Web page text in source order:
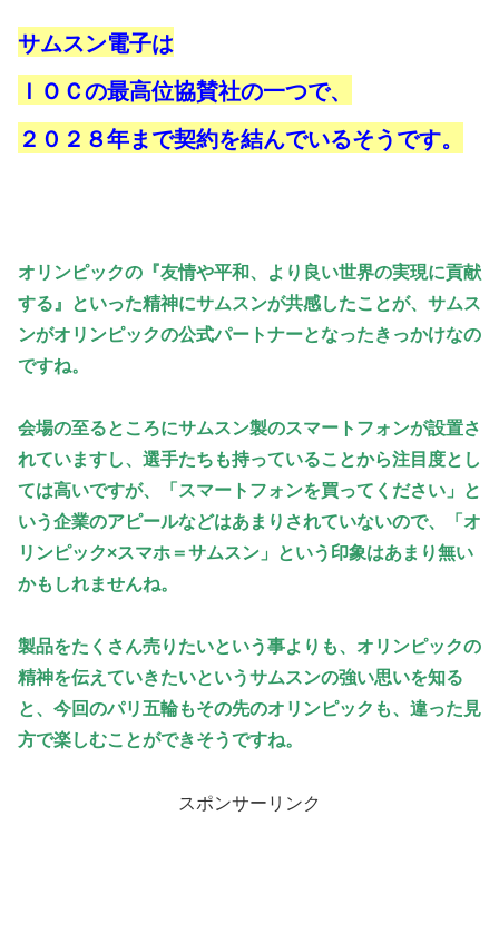
サムスン電子は
ＩＯＣの最高位協賛社の一つで、
２０２８年まで契約を結んでいるそうです。
オリンピックの『友情や平和、より良い世界の実現に貢献
する』といった精神にサムスンが共感したことが、サムス
ンがオリンピックの公式パートナーとなったきっかけなの
ですね。
会場の至るところにサムスン製のスマートフォンが設置さ
れていますし、選手たちも持っていることから注目度とし
ては高いですが、「スマートフォンを買ってください」と
いう企業のアピールなどはあまりされていないので、「オ
リンピック×スマホ＝サムスン」という印象はあまり無い
かもしれませんね。
製品をたくさん売りたいという事よりも、オリンピックの
精神を伝えていきたいというサムスンの強い思いを知る
と、今回のパリ五輪もその先のオリンピックも、違った見
方で楽しむことができそうですね。
スポンサーリンク